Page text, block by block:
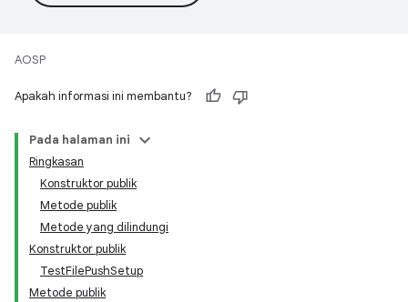
AOSP
Apakah informasi ini membantu?
Pada halaman ini
Ringkasan
Konstruktor publik
Metode publik
Metode yang dilindungi
Konstruktor publik
TestFilePushSetup
Metode publik